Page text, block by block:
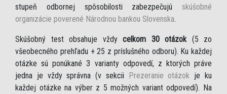
stupeň odbornej spôsobilosti zabezpečujú skúšobné
organizácie poverené Národnou bankou Slovenska.
Skúšobný test obsahuje vždy celkom 30 otázok(5 zo
všeobecného prehľadu + 25 z príslušného odboru). Ku každej
otázke sú ponúkané 3 varianty odpovedí, z ktorých práve
jedna je vždy správna (v sekcii Prezeranie otázok je ku
každej otázke na výber z 5 možných variant odpovedí). Na